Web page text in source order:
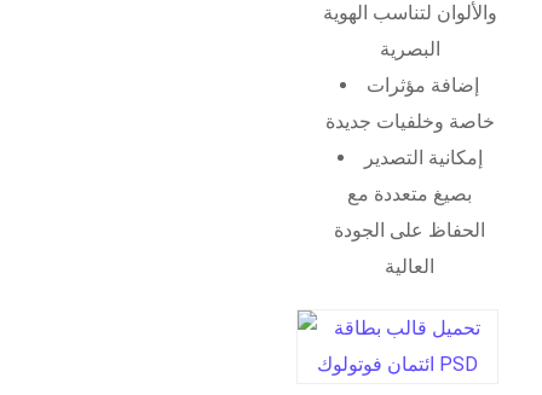
والألوان لتناسب الهوية
البصرية
إضافة مؤثرات
خاصة وخلفيات جديدة
إمكانية التصدير
بصيغ متعددة مع
الحفاظ على الجودة
العالية